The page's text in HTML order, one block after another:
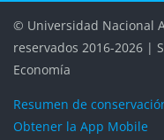
Bloques
Bloques
Bloques
Bloques
© Universidad Nacional
reservados 2016-2026 |
Economía
Resumen de
Obtener la App Mobile